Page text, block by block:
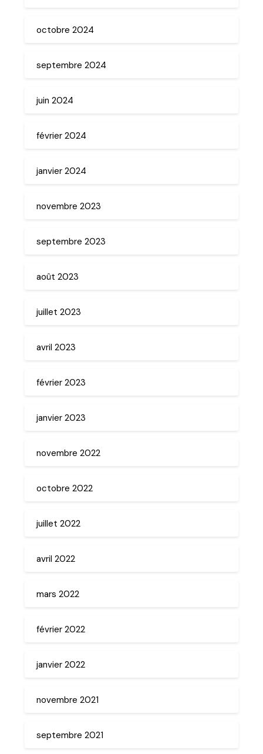
octobre 2024
septembre 2024
juin 2024
février 2024
janvier 2024
novembre 2023
septembre 2023
août 2023
juillet 2023
avril 2023
février 2023
janvier 2023
novembre 2022
octobre 2022
juillet 2022
avril 2022
mars 2022
février 2022
janvier 2022
novembre 2021
septembre 2021